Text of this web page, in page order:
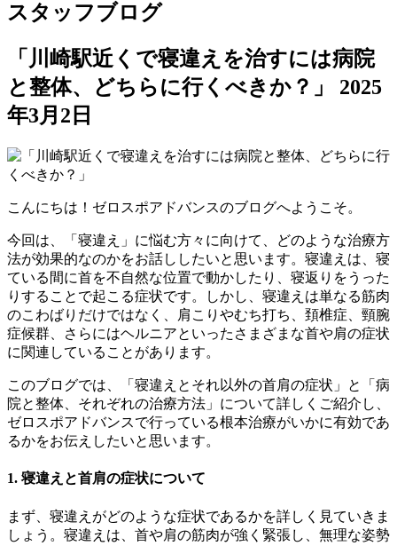
スタッフブログ
「川崎駅近くで寝違えを治すには病院
と整体、どちらに行くべきか？」
2025
年3月2日
こんにちは！ゼロスポアドバンスのブログへようこそ。
今回は、「寝違え」に悩む方々に向けて、どのような治療方
法が効果的なのかをお話ししたいと思います。寝違えは、寝
ている間に首を不自然な位置で動かしたり、寝返りをうった
りすることで起こる症状です。しかし、寝違えは単なる筋肉
のこわばりだけではなく、肩こりやむち打ち、頚椎症、頸腕
症候群、さらにはヘルニアといったさまざまな首や肩の症状
に関連していることがあります。
このブログでは、「寝違えとそれ以外の首肩の症状」と「病
院と整体、それぞれの治療方法」について詳しくご紹介し、
ゼロスポアドバンスで行っている根本治療がいかに有効であ
るかをお伝えしたいと思います。
1. 寝違えと首肩の症状について
まず、寝違えがどのような症状であるかを詳しく見ていきま
しょう。寝違えは、首や肩の筋肉が強く緊張し、無理な姿勢